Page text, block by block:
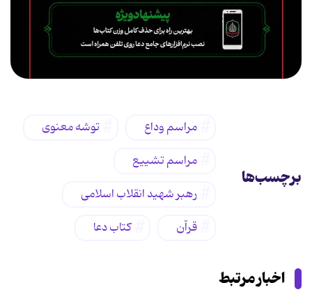
برچسب‌ها
مراسم وداع
توشه معنوی
مراسم تشییع
رهبر شهید انقلاب اسلامی
قرآن
کتاب دعا
اخبار مرتبط